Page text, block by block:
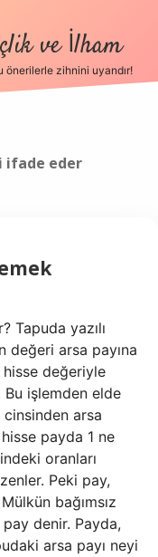
ve İlham
önerilerle zihnini uyandır!
ifade eder
Tapuda yazılı
değeri arsa payına
değeriyle
Bu işlemden elde
arsa
payda 1 ne
oranları
Peki pay,
bağımsız
denir. Payda,
arsa payı neyi